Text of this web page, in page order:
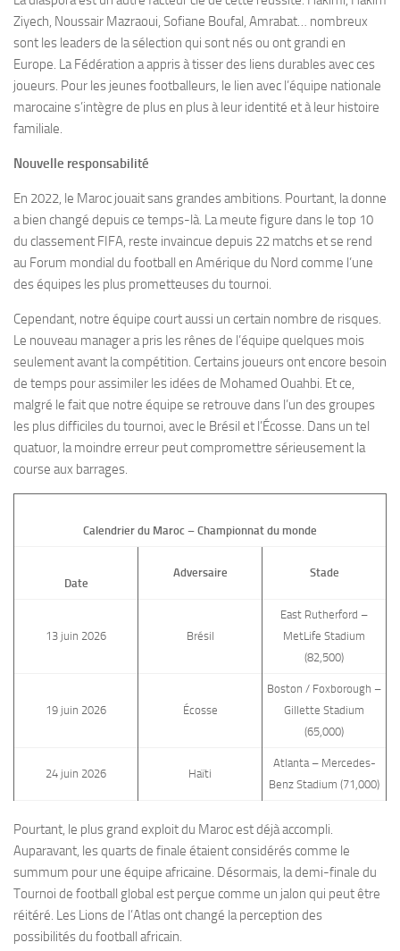
Ziyech, Noussair Mazraoui, Sofiane Boufal, Amrabat… nombreux
sont les leaders de la sélection qui sont nés ou ont grandi en
Europe. La Fédération a appris à tisser des liens durables avec ces
joueurs. Pour les jeunes footballeurs, le lien avec l’équipe nationale
marocaine s’intègre de plus en plus à leur identité et à leur histoire
familiale.
Nouvelle responsabilité
En 2022, le Maroc jouait sans grandes ambitions. Pourtant, la donne
a bien changé depuis ce temps-là. La meute figure dans le top 10
du classement FIFA, reste invaincue depuis 22 matchs et se rend
au Forum mondial du football en Amérique du Nord comme l’une
des équipes les plus prometteuses du tournoi.
Cependant, notre équipe court aussi un certain nombre de risques.
Le nouveau manager a pris les rênes de l’équipe quelques mois
seulement avant la compétition. Certains joueurs ont encore besoin
de temps pour assimiler les idées de Mohamed Ouahbi. Et ce,
malgré le fait que notre équipe se retrouve dans l’un des groupes
les plus difficiles du tournoi, avec le Brésil et l’Écosse. Dans un tel
quatuor, la moindre erreur peut compromettre sérieusement la
course aux barrages.
Calendrier du Maroc – Championnat du monde
Date
Adversaire Stade
13 juin 2026 Brésil
East Rutherford –
MetLife Stadium
(82,500)
19 juin 2026 Écosse
Boston / Foxborough –
Gillette Stadium
(65,000)
24 juin 2026 Haïti
Atlanta – Mercedes-
Benz Stadium (71,000)
Pourtant, le plus grand exploit du Maroc est déjà accompli.
Auparavant, les quarts de finale étaient considérés comme le
summum pour une équipe africaine. Désormais, la demi-finale du
Tournoi de football global est perçue comme un jalon qui peut être
réitéré. Les Lions de l’Atlas ont changé la perception des
possibilités du football africain.